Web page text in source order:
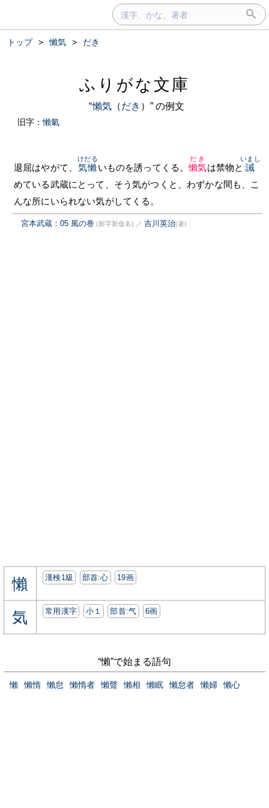
トップ > 懶気 > だき
ふりがな文庫
“懶気（だき ）” の例文
旧字：懶氣
退屈はやがて、 気懶
けだる
いものを誘ってくる。懶気
だき
は禁物と 誡
いまし
めている武蔵にとって、そう気がつくと、わずかな間も、こ
んな所にいられない気がしてくる。
宮本武蔵：05 風の巻 (新字新仮名) ／ 吉川英治(著)
懶 漢検1級 部首:⼼ 19画
気 常用漢字 小１ 部首:⽓ 6画
“懶”で始まる語句
懶 懶惰 懶怠 懶惰者 懶聲 懶相 懶眠 懶怠者 懶婦 懶心